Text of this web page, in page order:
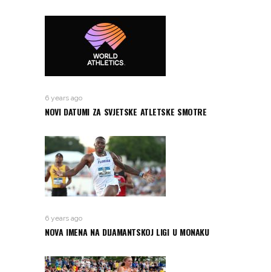
6 years ago
NOVI DATUMI ZA SVJETSKE ATLETSKE SMOTRE
6 years ago
NOVA IMENA NA DIJAMANTSKOJ LIGI U MONAKU